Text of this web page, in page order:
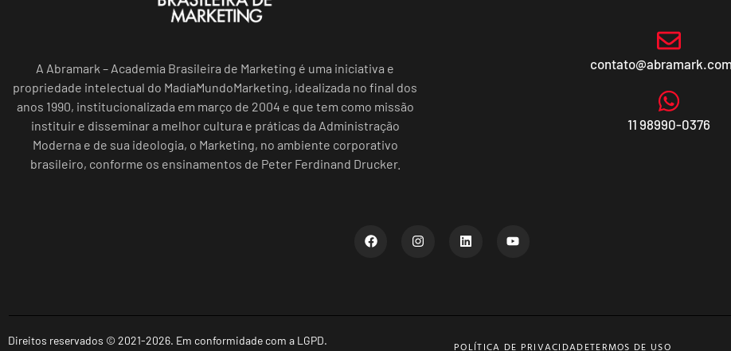
A Abramark – Academia Brasileira de Marketing é uma iniciativa e
propriedade intelectual do MadiaMundoMarketing, idealizada no final dos
anos 1990, institucionalizada em março de 2004 e que tem como missão
instituir e disseminar a melhor cultura e práticas da Administração
Moderna e de sua ideologia, o Marketing, no ambiente corporativo
brasileiro, conforme os ensinamentos de Peter Ferdinand Drucker.
11 98990-0376
Direitos reservados © 2021-2026. Em conformidade com a LGPD. POLÍTICA DE PRIVACIDADETERMOS DE USO